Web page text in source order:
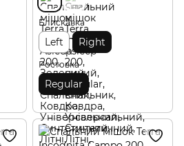
Блискавка
Left Right
Ростовка
Regular